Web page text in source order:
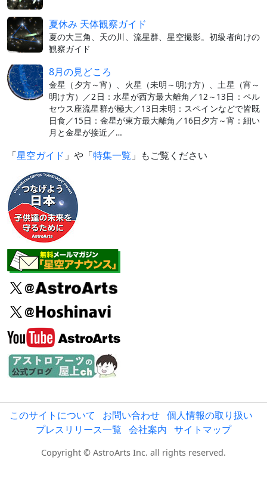
夏休み 天体観察ガイド
夏の大三角、天の川、流星群、星空撮影。初級者向けの
観察ガイド
8月の見どころ
金星（夕方～宵）、火星（未明～明け方）、土星（宵～
明け方）／2日：水星が西方最大離角／12～13日：ペル
セウス座流星群が極大／13日未明：スペインなどで皆既
日食／15日：金星が東方最大離角／16日夕方～宵：細い
月と金星が接近／…
「星空ガイド 」や「特集一覧 」もご覧ください
このサイトについて お問い合わせ 個人情報の取り扱い
プレスリリース一覧 会社案内 サイトマップ
Copyright © AstroArts Inc. all rights reserved.